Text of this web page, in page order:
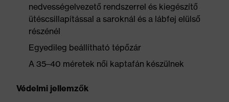
nedvességelvezető rendszerrel és kiegészítő
ütéscsillapítással a saroknál és a lábfej elülső
részénél
Egyedileg beállítható tépőzár
A 35–40 méretek női kaptafán készülnek
Védelmi jellemzők